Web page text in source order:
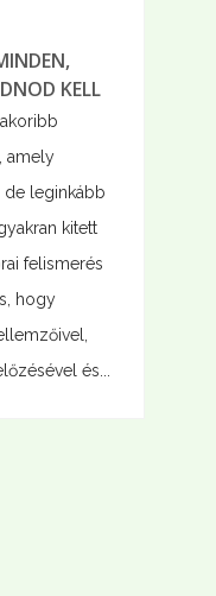
KELL
amely
de leginkább
kitett
felismerés
hogy
és...